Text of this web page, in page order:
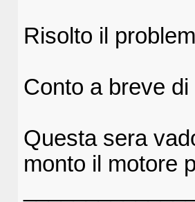
Risolto il
Conto a breve
Questa sera
monto il motore